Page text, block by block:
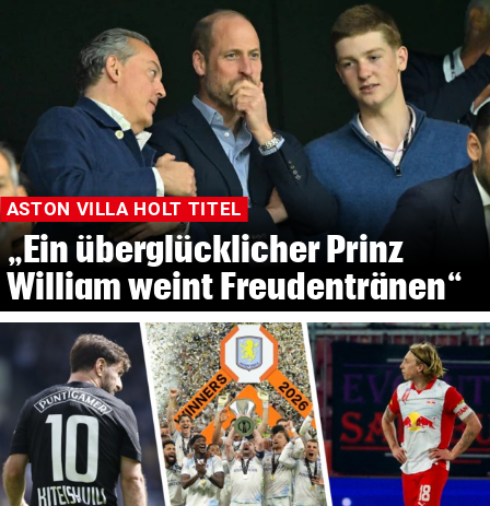
ASTON VILLA HOLT TITEL
„Ein überglücklicher Prinz
William weint Freudentränen“